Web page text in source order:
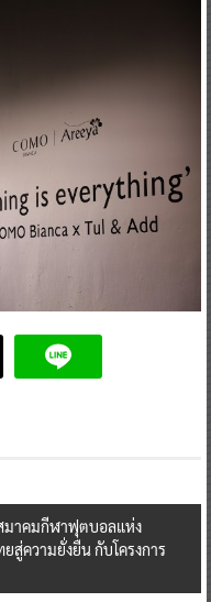
มาคมกีฬาฟุตบอลแห่ง
สู่ความยั่งยืน กับโครงการ